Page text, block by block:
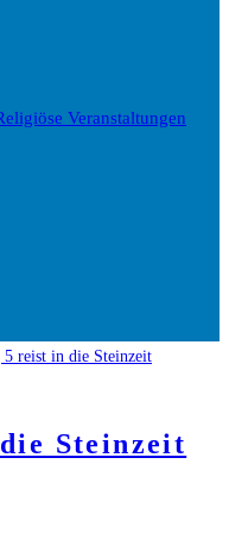
Veranstaltungen
Steinzeit